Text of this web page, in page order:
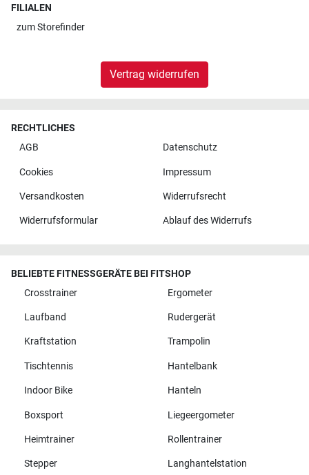
FILIALEN
zumStorefinder
Vertrag widerrufen
RECHTLICHES
AGB
Datenschutz
Cookies Impressum
Versandkosten Widerrufsrecht
Widerrufsformular Ablauf des Widerrufs
BELIEBTE FITNESSGERÄTE BEI FITSHOP
Crosstrainer
Ergometer
Laufband Rudergerät
Kraftstation Trampolin
Tischtennis Hantelbank
Indoor Bike Hanteln
Boxsport Liegeergometer
Heimtrainer Rollentrainer
Stepper Langhantelstation